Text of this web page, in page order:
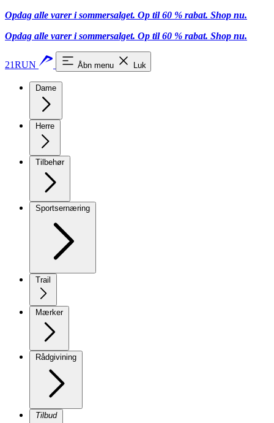
Opdag alle varer i sommersalget. Op til 60 % rabat. Shop nu.
Opdag alle varer i sommersalget. Op til 60 % rabat. Shop nu.
21RUN Åbn menu Luk
Dame
Herre
Tilbehør
Sportsernæring
Trail
Mærker
Rådgivining
Tilbud